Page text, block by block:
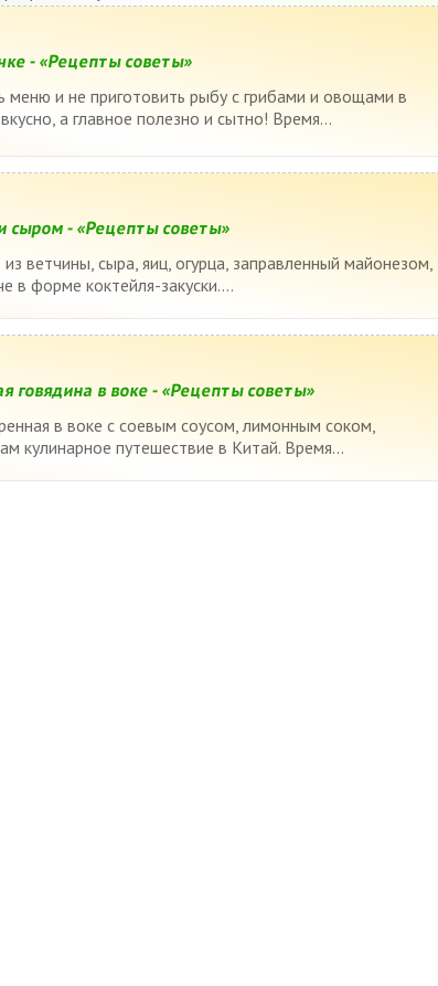
- «Рецепты советы»
меню и не приготовить рыбу с грибами и овощами в
а главное полезно и сытно! Время...
сыром - «Рецепты советы»
ветчины, сыра, яиц, огурца, заправленный майонезом,
в форме коктейля-закуски....
говядина в воке - «Рецепты советы»
в воке с соевым соусом, лимонным соком,
кулинарное путешествие в Китай. Время...